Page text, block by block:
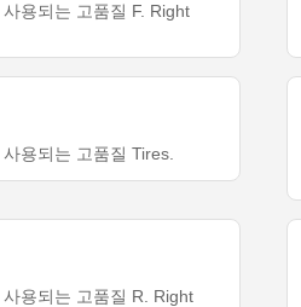
용되는 고품질 F. Right
용되는 고품질 Tires.
용되는 고품질 R. Right